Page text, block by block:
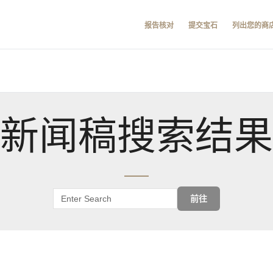
报告核对 提交宝石 列出您的商
新闻稿搜索结果
前往